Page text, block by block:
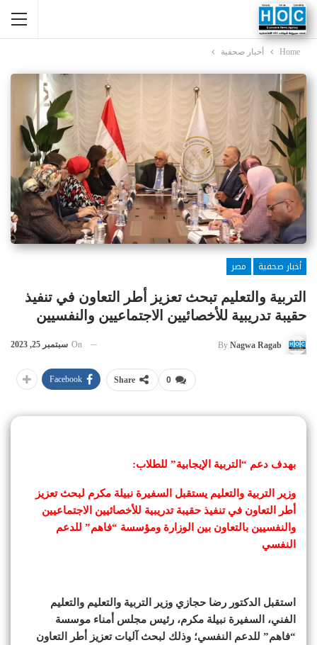
Home أخبار صحفية
أخبار صحفية
مصر
التربية والتعليم تبحث تعزيز أطر التعاون في تنفيذ
حقيبة تدريبية للأخصائيين الاجتماعيين والنفسيين
By Nagwa Ragab
On سبتمبر 25, 2023
0
Share
Facebook
بهدف دعم “التربية الإيجابية” للطلاب:
وزير التربية والتعليم يستقبل السفيرة نبيلة مكرم لبحث تعزيز
أطر التعاون في تنفيذ حقيبة تدريبية للأخصائيين الاجتماعيين
والنفسيين بالتعاون بين الوزارة ومؤسسة “فاهم” للدعم
النفسي
استقبل الدكتور رضا حجازي وزير التربية والتعليم والتعليم
الفني، السفيرة نبيلة مكرم، رئيس مجلس أمناء موسسة
“فاهم” للدعم النفسي؛ وذلك لبحث آليات تعزيز أطر التعاون